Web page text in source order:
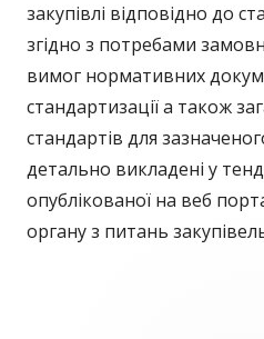
закупівлі відповідно до
згідно з потребами
вимог нормативних
стандартизації а також
стандартів для
детально викладені у
опублікованої на веб
органу з питань